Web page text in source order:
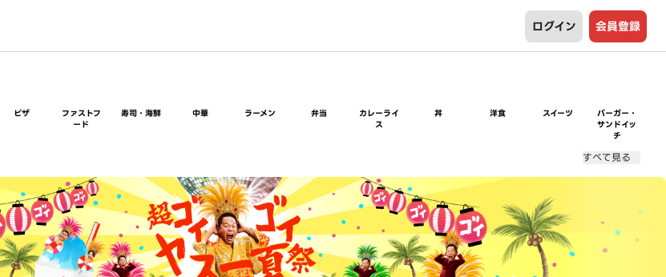
ログイン 会員登録
ピザ
ファストフ
ード
寿司・海鮮 中華 ラーメン 弁当
カレーライ
ス
丼 洋食 スイーツ
バーガー・
サンドイッ
チ
すべて見る